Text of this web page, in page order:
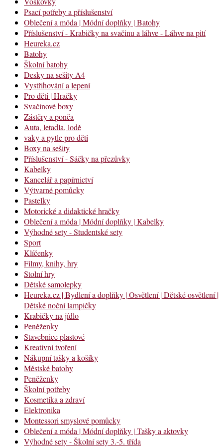
Psací potřeby a příslušenství
Oblečení a móda | Módní doplňky | Batohy
Příslušenství - Krabičky na svačinu a láhve - Láhve na pití
Heureka.cz
Batohy
Školní batohy
Desky na sešity A4
Vystřihování a lepení
Pro děti | Hračky
Svačinové boxy
Zástěry a ponča
Auta, letadla, lodě
vaky a pytle pro děti
Boxy na sešity
Příslušenství - Sáčky na přezůvky
Kabelky
Kancelář a papírnictví
Výtvarné pomůcky
Pastelky
Motorické a didaktické hračky
Oblečení a móda | Módní doplňky | Kabelky
Výhodné sety - Studentské sety
Sport
Klíčenky
Filmy, knihy, hry
Stolní hry
Dětské samolepky
Heureka.cz | Bydlení a doplňky | Osvětlení | Dětské osvětlení |
Dětské noční lampičky
Krabičky na jídlo
Peněženky
Stavebnice plastové
Kreativní tvoření
Nákupní tašky a košíky
Městské batohy
Peněženky
Školní potřeby
Kosmetika a zdraví
Elektronika
Montessori smyslové pomůcky
Oblečení a móda | Módní doplňky | Tašky a aktovky
Výhodné sety - Školní sety 3.-5. třída